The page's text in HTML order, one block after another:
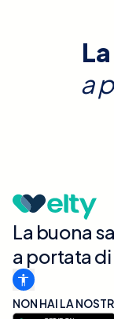
a
La buona
a portata
NON HAI LA